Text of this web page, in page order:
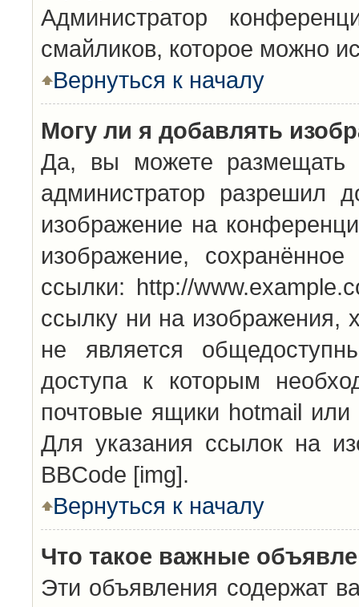
Администратор
смайликов, которое можно
Вернуться к началу
Могу ли я добавлять
Да, вы можете размещать
администратор разрешил
изображение на
изображение,
ссылки: http://
ссылку ни на
не является
доступа к которым
почтовые ящики hotmail
Для указания ссылок на
BBCode [img].
Вернуться к началу
Что такое важные
Эти объявления содержат